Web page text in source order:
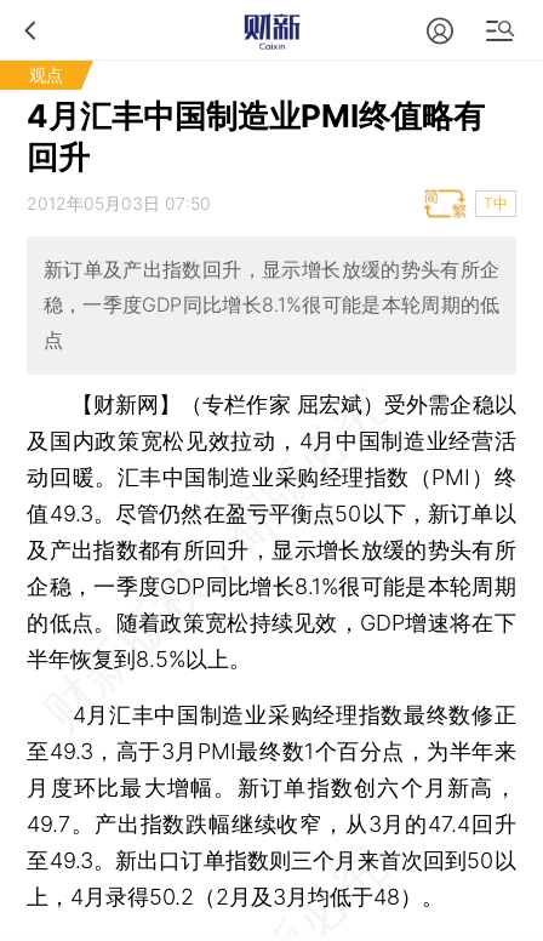
观点
4月汇丰中国制造业PMI终值略有
回升
2012年05月03日 07:50 T中
新订单及产出指数回升，显示增长放缓的势头有所企
稳，一季度GDP同比增长8.1%很可能是本轮周期的低
点
【财新网】（专栏作家 屈宏斌） 受外需企稳以
及国内政策宽松见效拉动，4月中国制造业经营活
动回暖。汇丰中国制造业采购经理指数（PMI）终
值49.3。尽管仍然在盈亏平衡点50以下，新订单以
及产出指数都有所回升，显示增长放缓的势头有所
企稳，一季度GDP同比增长8.1%很可能是本轮周期
的低点。随着政策宽松持续见效，GDP增速将在下
半年恢复到8.5%以上。
4月汇丰中国制造业采购经理指数最终数修正
至49.3，高于3月PMI最终数1个百分点，为半年来
月度环比最大增幅。新订单指数创六个月新高，
49.7。产出指数跌幅继续收窄，从3月的47.4回升
至49.3。新出口订单指数则三个月来首次回到50以
上，4月录得50.2（2月及3月均低于48）。